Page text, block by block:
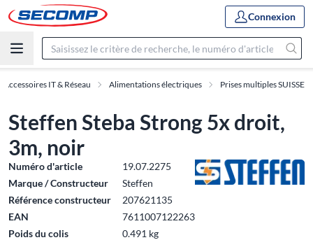
Connexion
Accessoires IT & Réseau Alimentations électriques Prises multiples SUISSE
Steffen Steba Strong 5x droit,
3m, noir
Numéro d'article
19.07.2275
Marque / Constructeur
Steffen
Référence constructeur
207621135
EAN
7611007122263
Poids du colis
0.491 kg